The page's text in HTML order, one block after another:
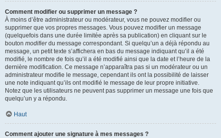
Comment modifier ou supprimer un message ?
À moins d’être administrateur ou modérateur, vous ne pouvez modifier ou
supprimer que vos propres messages. Vous pouvez modifier un message
(quelquefois dans une durée limitée après sa publication) en cliquant sur le
bouton modifierdu message correspondant. Si quelqu’un a déjà répondu au
message, un petit texte s’affichera en bas du message indiquant qu’il a été
modifié, le nombre de fois qu’il a été modifié ainsi que la date et l’heure de la
dernière modification. Ce message n’apparaîtra pas si un modérateur ou un
administrateur modifie le message, cependant ils ont la possibilité de laisser
une note indiquant qu’ils ont modifié le message de leur propre initiative.
Notez que les utilisateurs ne peuvent pas supprimer un message une fois que
quelqu’un y a répondu.
Haut
Comment ajouter une signature à mes messages ?